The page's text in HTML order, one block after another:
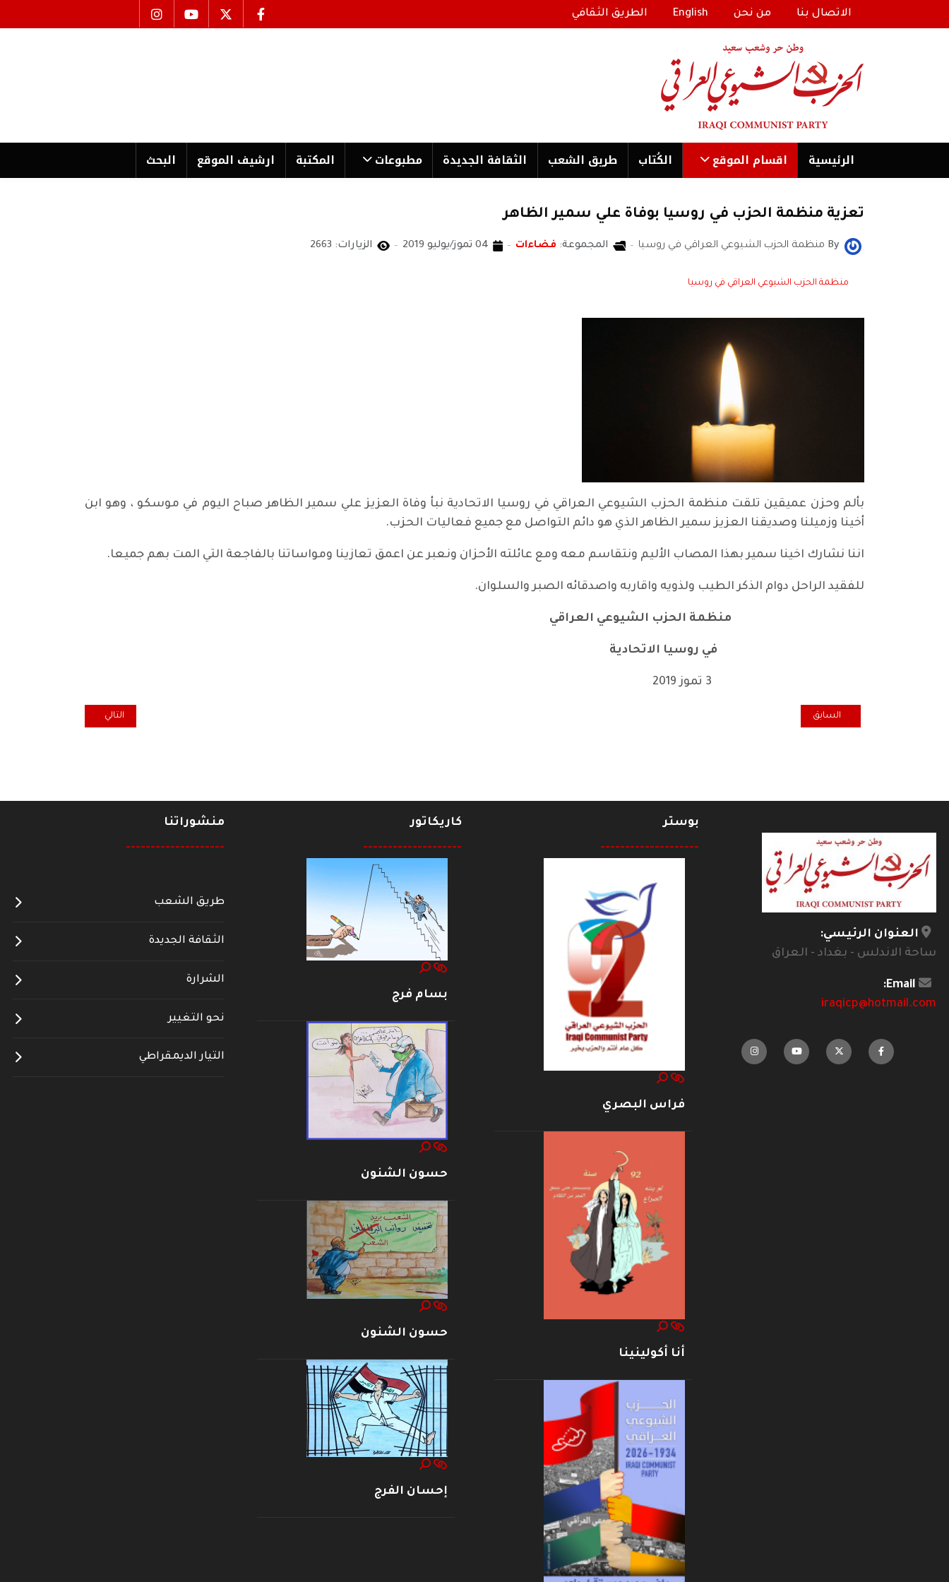
الاتصال بنا من نحن English الطريق الثقافي
الرئیسية اقسام الموقع الكُتاب طریق الشعب الثقافة الجدیدة مطبوعات المكتبة ارشیف الموقع البحث
تعزية منظمة الحزب في روسيا بوفاة علي سمير الظاهر
By منظمة الحزب الشيوعي العراقي في روسيا المجموعة: فضاءات 04 تموز/يوليو 2019 الزيارات: 2663
منظمة الحزب الشيوعي العراقي في روسيا
بألم وحزن عميقين تلقت منظمة الحزب الشيوعي العراقي في روسيا الاتحادية نبأ وفاة العزيز علي سمير الظاهر صباح اليوم في موسكو ، وهو ابن
أخينا وزميلنا وصديقنا العزيز سمير الظاهر الذي هو دائم التواصل مع جميع فعاليات الحزب.
اننا نشارك اخينا سمير بهذا المصاب الأليم ونتقاسم معه ومع عائلته الأحزان ونعبر عن اعمق تعازينا ومواساتنا بالفاجعة التي المت بهم جميعا.
للفقيد الراحل دوام الذكر الطيب ولذويه واقاربه واصدقائه الصبر والسلوان.
منظمة الحزب الشيوعي العراقي
في روسيا الاتحادية
المقال السابق: في رحاب "ملتقى جيكور" البصري: د. سلمان كاصد محاضرا عن "قصيدة الومضة"
السابق المقال التالي: في الملتقى
التالي
العنوان الرئيسي:
ساحة الاندلس - بغداد - العراق
Email:
iraqicp@hotmail.com
بوستر
--------------------
فراس البصري
أنا أكولينينا
كاريكاتور
--------------------
بسام فرج
حسون الشنون
حسون الشنون
إحسان الفرج
منشوراتنا
--------------------
طريق الشعب
الثقافة الجديدة
الشرارة
نحو التغيير
التيار الديمقراطي